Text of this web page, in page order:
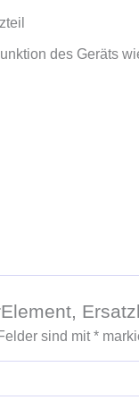
des Geräts
sind mit*